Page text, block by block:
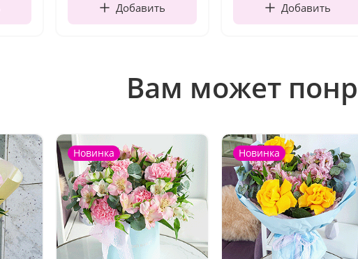
Добавить Добавить
Вам может
Новинка Новинка